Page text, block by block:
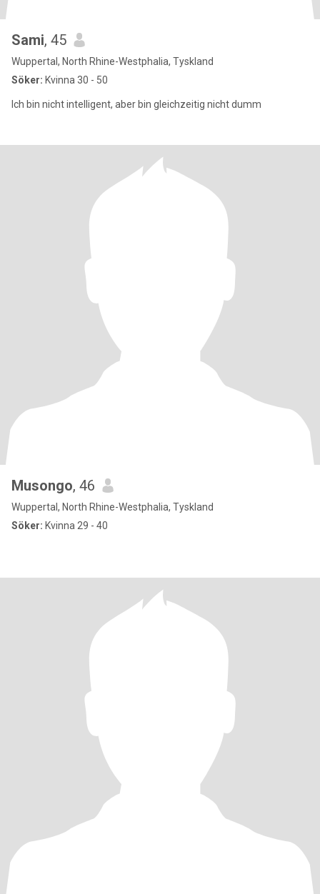
Sami, 45
Wuppertal, North Rhine-Westphalia, Tyskland
Söker: Kvinna 30 - 50
Ich bin nicht intelligent, aber bin gleichzeitig nicht dumm
Musongo, 46
Wuppertal, North Rhine-Westphalia, Tyskland
Söker: Kvinna 29 - 40